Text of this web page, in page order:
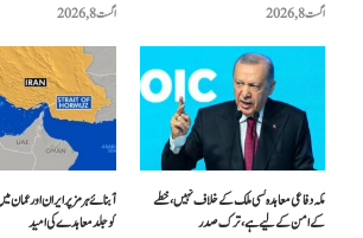
اگست 8, 2026 اگست 8, 2026
آبنائے ہرمز پر ایران اور عمان
کو جلد معاہدے کی امید
مکہ دفاعی معاہدہ کسی ملک کے خلاف نہیں، خطے
کے امن کے لیے ہے، ترک صدر